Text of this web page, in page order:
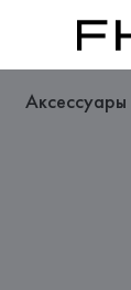
Аксессуары